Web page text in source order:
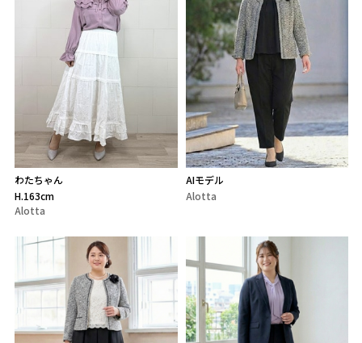
わたちゃん
H.163cm
Alotta
AIモデル
Alotta